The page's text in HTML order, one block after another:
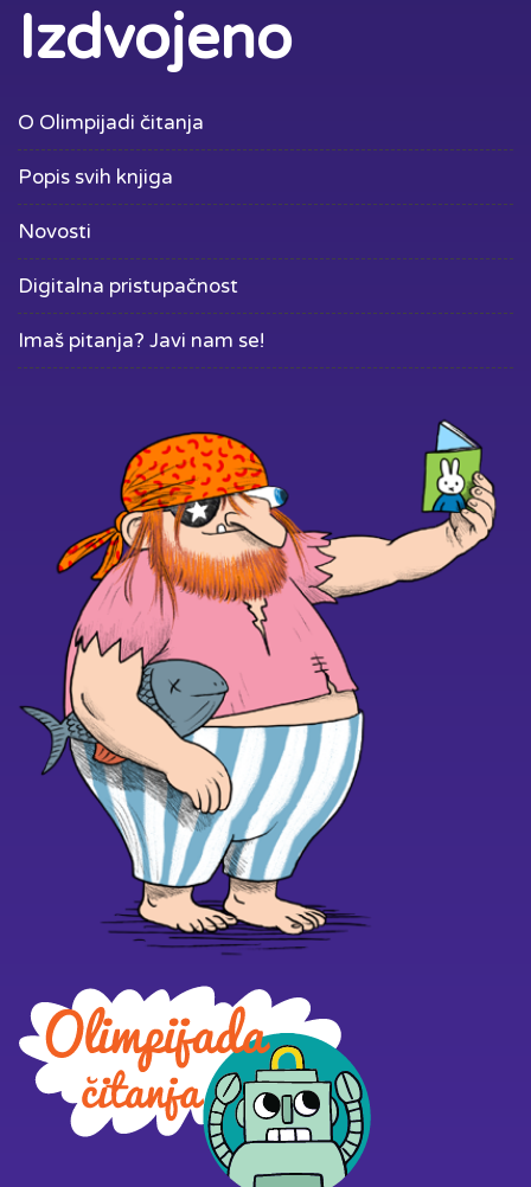
Izdvojeno
O Olimpijadi čitanja
Popis svih knjiga
Novosti
Digitalna pristupačnost
Imaš pitanja? Javi nam se!